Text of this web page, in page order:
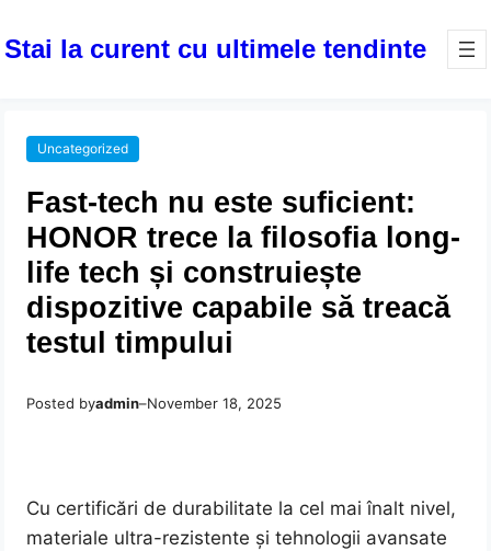
Stai la curent cu ultimele tendinte
Uncategorized
Fast-tech nu este suficient:
HONOR trece la filosofia long-
life tech și construiește
dispozitive capabile să treacă
testul timpului
Posted byadmin–November 18, 2025
Cu certificări de durabilitate la cel mai înalt nivel,
materiale ultra-rezistente și tehnologii avansate